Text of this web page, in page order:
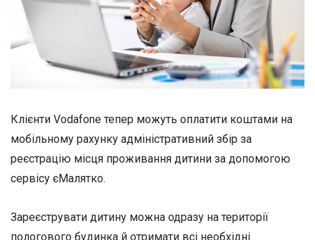
Клієнти Vodafone тепер можуть оплатити коштами на
мобільному рахунку адміністративний збір за
реєстрацію місця проживання дитини за допомогою
сервісу єМалятко.
Зареєструвати дитину можна одразу на території
пологового будинка й отримати всі необхідні